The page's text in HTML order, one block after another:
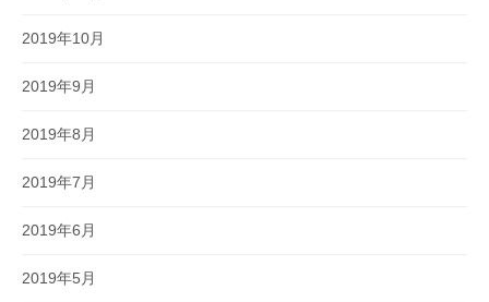
2019年10月
2019年9月
2019年8月
2019年7月
2019年6月
2019年5月